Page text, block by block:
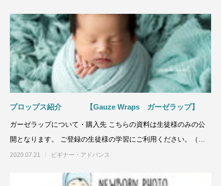
プロップス紹介 【Gauze Wraps ガーゼラップ】
ガーゼラップについて・購入先 こちらの資料は生徒様のみの公
開となります。 ご登録の生徒様の学習にご利用ください。（利
用規約第5条）
2020.07.21 ビギナー・アドバンス